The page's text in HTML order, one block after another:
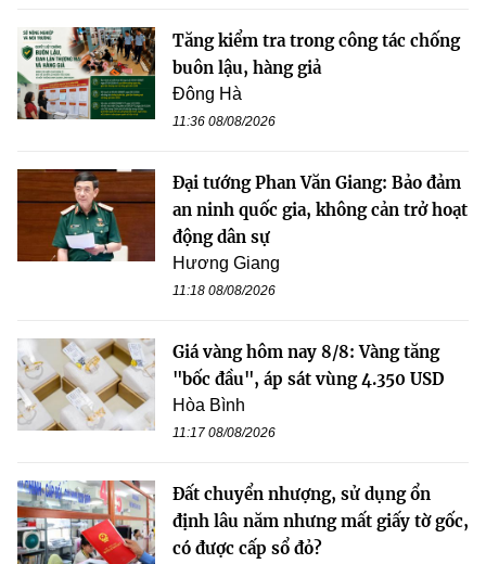
Tăng kiểm tra trong công tác chống
buôn lậu, hàng giả
Đông Hà
11:36 08/08/2026
Đại tướng Phan Văn Giang: Bảo đảm
an ninh quốc gia, không cản trở hoạt
động dân sự
Hương Giang
11:18 08/08/2026
Giá vàng hôm nay 8/8: Vàng tăng
"bốc đầu", áp sát vùng 4.350 USD
Hòa Bình
11:17 08/08/2026
Đất chuyển nhượng, sử dụng ổn
định lâu năm nhưng mất giấy tờ gốc,
có được cấp sổ đỏ?